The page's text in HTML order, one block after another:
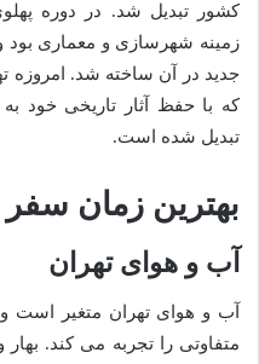
کشور تبدیل شد. در دوره
زمینه شهرسازی و معماری بود
جدید در آن ساخته شد.
که با حفظ آثار تاریخی خود
تبدیل شده است.
بهترین زمان سفر
آب و هوای تهران
آب و هوای تهران متغیر
متفاوتی را تجربه می کند. بهار